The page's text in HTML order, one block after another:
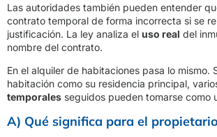
Las autoridades también pueden entender
contrato temporal de forma incorrecta si se
justificación. La ley analiza el uso real del
nombre del contrato.
En el alquiler de habitaciones pasa lo mismo.
habitación como su residencia principal,
temporales seguidos pueden tomarse como
A) Qué significa para el propietario